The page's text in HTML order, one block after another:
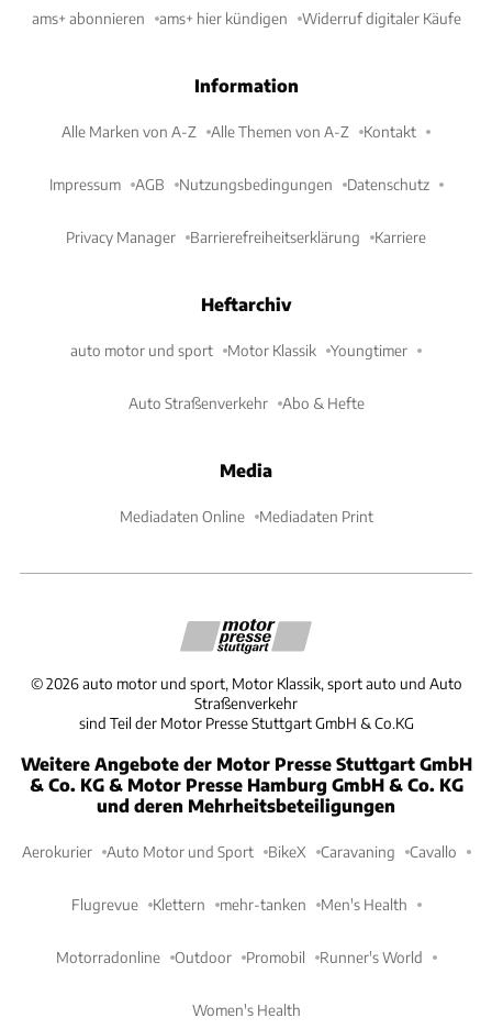
ams+ abonnieren ams+ hier kündigen Widerruf digitaler Käufe
Information
Alle Marken von A-Z Alle Themen von A-Z Kontakt
Impressum AGB Nutzungsbedingungen Datenschutz
Privacy Manager Barrierefreiheitserklärung Karriere
Heftarchiv
auto motor und sport Motor Klassik Youngtimer
Auto Straßenverkehr Abo & Hefte
Media
Mediadaten Online Mediadaten Print
©2026 auto motor und sport, Motor Klassik, sport auto und Auto
Straßenverkehr
sind Teil der Motor Presse Stuttgart GmbH & Co.KG
Weitere Angebote der Motor Presse Stuttgart GmbH
& Co. KG & Motor Presse Hamburg GmbH & Co. KG
und deren Mehrheitsbeteiligungen
Aerokurier Auto Motor und Sport BikeX Caravaning Cavallo
Flugrevue Klettern mehr-tanken Men's Health
Motorradonline Outdoor Promobil Runner's World
Women's Health